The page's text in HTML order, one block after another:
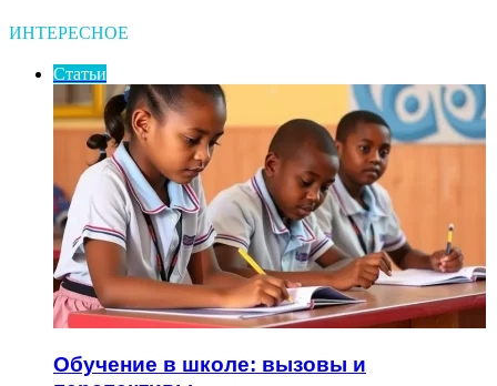
ИНТЕРЕСНОЕ
Статьи
Обучение в школе: вызовы и